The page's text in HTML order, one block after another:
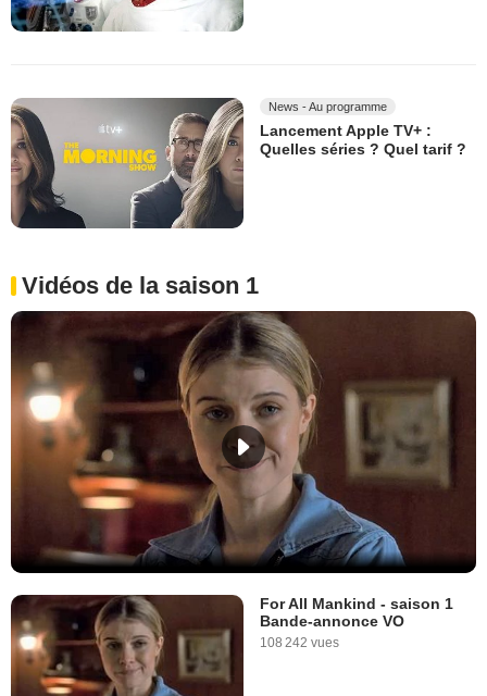
News - Au programme
Lancement Apple TV+ :
Quelles séries ? Quel tarif ?
Vidéos de la saison 1
For All Mankind - saison 1
Bande-annonce VO
108 242 vues